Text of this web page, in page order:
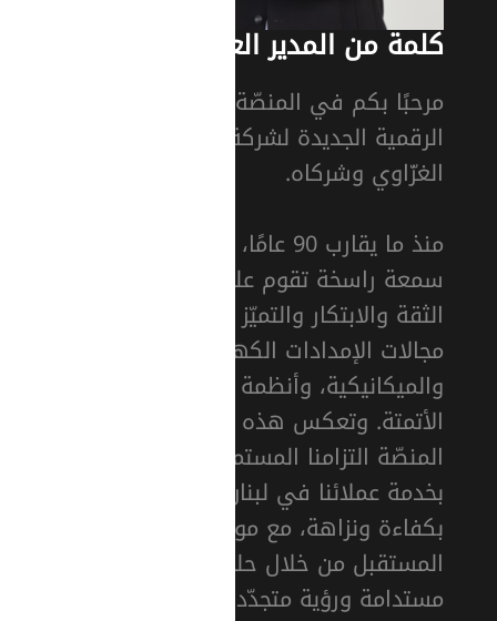
كلمة من المدير العام
مرحبًا بكم في المنصّة
الرقمية الجديدة لشركة رفيق
الغزّاوي وشركاه.
منذ ما يقارب 90 عامًا، بنينا
سمعة راسخة تقوم على
الثقة والابتكار والتميّز في
مجالات الإمدادات الكهربائية
والميكانيكية، وأنظمة
الأتمتة. وتعكس هذه
المنصّة التزامنا المستمر
بخدمة عملائنا في لبنان
بكفاءة ونزاهة، مع مواكبة
المستقبل من خلال حلول
مستدامة ورؤية متجدّدة.